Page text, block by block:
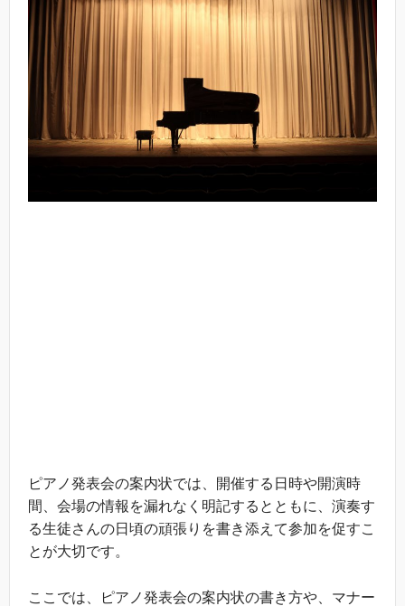
ピアノ発表会の案内状では、開催する日時や開演時
間、会場の情報を漏れなく明記するとともに、演奏す
る生徒さんの日頃の頑張りを書き添えて参加を促すこ
とが大切です。
ここでは、ピアノ発表会の案内状の書き方や、マナー